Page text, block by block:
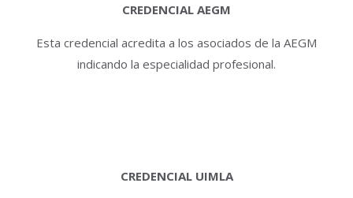
CREDENCIAL AEGM
Esta credencial acredita a los asociados de la AEGM
indicando la especialidad profesional.
CREDENCIAL UIMLA